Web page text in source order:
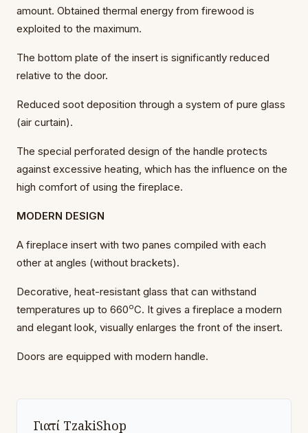
amount. Obtained thermal energy from firewood is
exploited to the maximum.
The bottom plate of the insert is significantly reduced
relative to the door.
Reduced soot deposition through a system of pure glass
(air curtain).
The special perforated design of the handle protects
against excessive heating, which has the influence on the
high comfort of using the fireplace.
MODERN DESIGN
A fireplace insert with two panes compiled with each
other at angles (without brackets).
Decorative, heat-resistant glass that can withstand
temperatures up to 660oC. It gives a fireplace a modern
and elegant look, visually enlarges the front of the insert.
Doors are equipped with modern handle.
Γιατί TzakiShop